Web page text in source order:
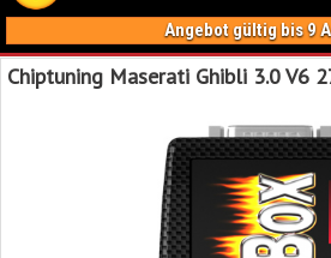
Angebot gültig bis 9
Chiptuning Maserati Ghibli 3.0 V6